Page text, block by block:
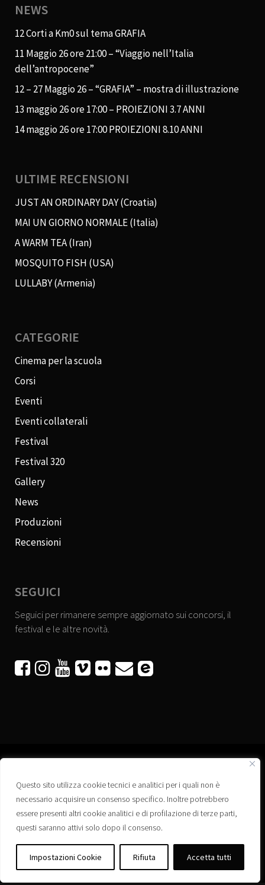
Questo sito utilizza cookie tecnici e analitici per i quali non è
necessario acquisire un consenso specifico. Inoltre potrebbero
essere presenti altri cookie analitici e di profilazione di terze parti,
questi saranno attivi solo dopo il consenso.
Impostazioni Cookie Rifiuta Accetta tutti
NEWS
12 Corti a Km0 sul tema GRAFIA
11 Maggio 26 ore 21:00 – “Viaggio nell’Italia
dell’antropocene”
12 – 27 Maggio 26 – “GRAFIA” – mostra di illustrazione
13 maggio 26 ore 17:00 – PROIEZIONI 3.7 ANNI
14 maggio 26 ore 17:00 PROIEZIONI 8.10 ANNI
ULTIME RECENSIONI
JUST AN ORDINARY DAY (Croatia)
MAI UN GIORNO NORMALE (Italia)
A WARM TEA (Iran)
MOSQUITO FISH (USA)
LULLABY (Armenia)
CATEGORIE
Cinema per la scuola
Corsi
Eventi
Eventi collaterali
Festival
Festival 320
Gallery
News
Produzioni
Recensioni
SEGUICI
Seguici per rimanere sempre aggiornato sui concorsi, il
festival e le altre novità.
     
Associazione “Corti a Ponte” APS
Via Wagner, 42 - 35020 Ponte San Nicolò (PD)
C.F. 92223660280
Privacy policy
Registro delle Associazioni di Promozione Sociale – Regione Veneto –
Iscrizione n. PS/PD0364
Albo delle Associazioni – Comune di Ponte San Nicolò – Iscrizione n. 77